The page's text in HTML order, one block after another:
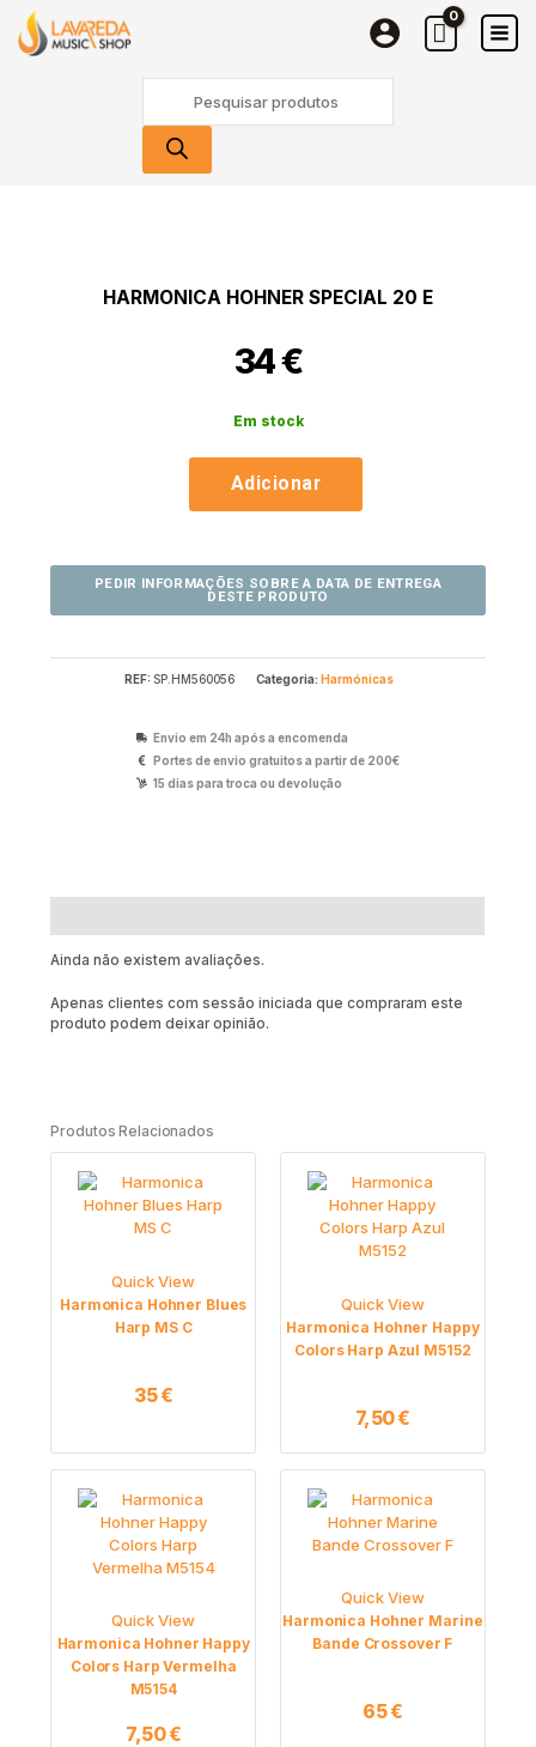
content
search
HARMONICA HOHNER SPECIAL 20 E
34€
Em stock
Hohner
Special
Adicionar
REF: SP.HM560056 Categoria: Harmónicas
Envio em 24h após a encomenda
Portes de envio gratuitos a partir de 200€
15 dias para troca ou devolução
Ainda não existem avaliações.
Apenas clientes com sessão iniciada que compraram este
produto podem deixar opinião.
Produtos Relacionados
Quick View
Harmonica Hohner Blues
Harp MS C
35€
Quick View
Harmonica Hohner Happy
Colors Harp Azul M5152
7,50€
Quick View
Harmonica Hohner Happy
Colors Harp Vermelha
M5154
7,50€
Quick View
Harmonica Hohner Marine
Bande Crossover F
65€
Special